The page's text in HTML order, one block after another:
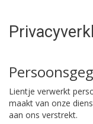
Lientje verwerkt
maakt van onze
aan ons verstrekt.